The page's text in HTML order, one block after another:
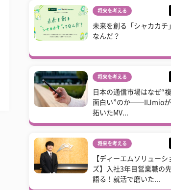
将来を考える
未来を創る「シャカカチ
なんだ？
将来を考える
日本の通信市場はなぜ“
面白い”のか──IIJmioが
拓いたMV...
将来を考える
【ディーエムソリューシ
ズ】入社3年目営業職の
語る！就活で磨いた...